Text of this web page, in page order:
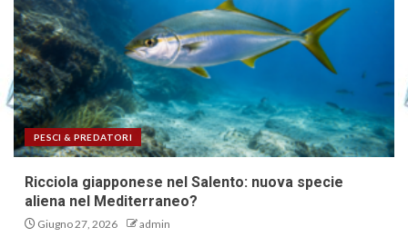
4
Eging: come calcolare
correttamente le dimensioni
dell’egi, lo SHAKU e il SUN
5
paletta, novità pesca spinning
PESCI & PREDATORI
Ricciola giapponese nel Salento: nuova specie
aliena nel Mediterraneo?
Giugno 27, 2026 admin